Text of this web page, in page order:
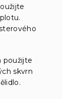
použijte
skvrn